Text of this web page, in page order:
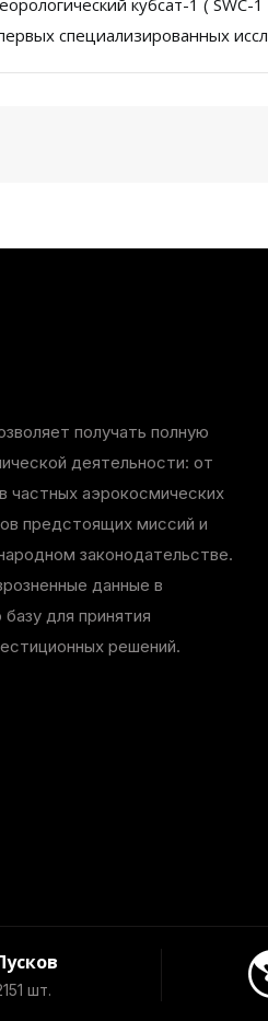
кубсат-1 (
специализированных
получать полную
деятельности: от
частных аэрокосмических
предстоящих миссий и
законодательстве.
данные в
для принятия
решений.
шт.